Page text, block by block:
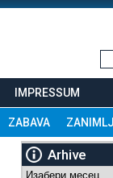
IMPRESSUM
ZABAVA
Arhive
Arhive